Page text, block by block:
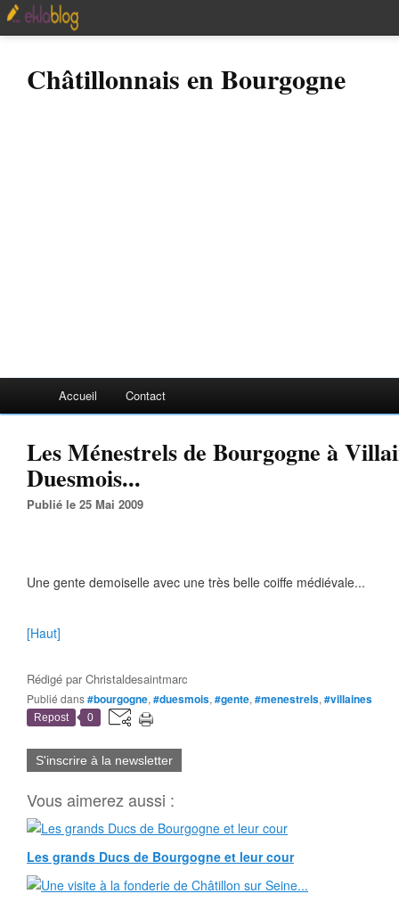
Châtillonnais en Bourgogne
Accueil Contact
Les Ménestrels de Bourgogne à
Duesmois...
Publié le 25 Mai 2009
Une gente demoiselle avec une très belle coiffe médiévale...
[Haut]
Rédigé parChristaldesaintmarc
Publié dans#bourgogne, #duesmois, #gente, #menestrels, #villaines
Repost 0
S'inscrire à la newsletter
Vous aimerez aussi :
Les grands Ducs de Bourgogne et leur cour